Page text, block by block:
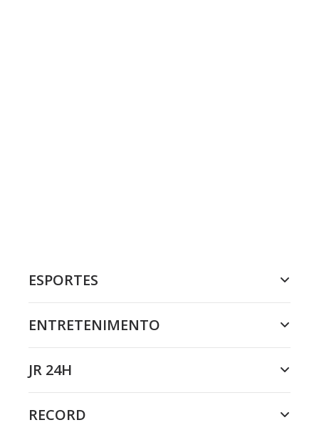
ESPORTES
ENTRETENIMENTO
JR 24H
RECORD